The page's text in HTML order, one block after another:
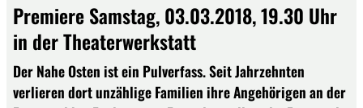
Premiere Samstag, 03.03.2018, 19.30 Uhr
in der Theaterwerkstatt
Der Nahe Osten ist ein Pulverfass. Seit Jahrzehnten
verlieren dort unzählige Familien ihre Angehörigen an der